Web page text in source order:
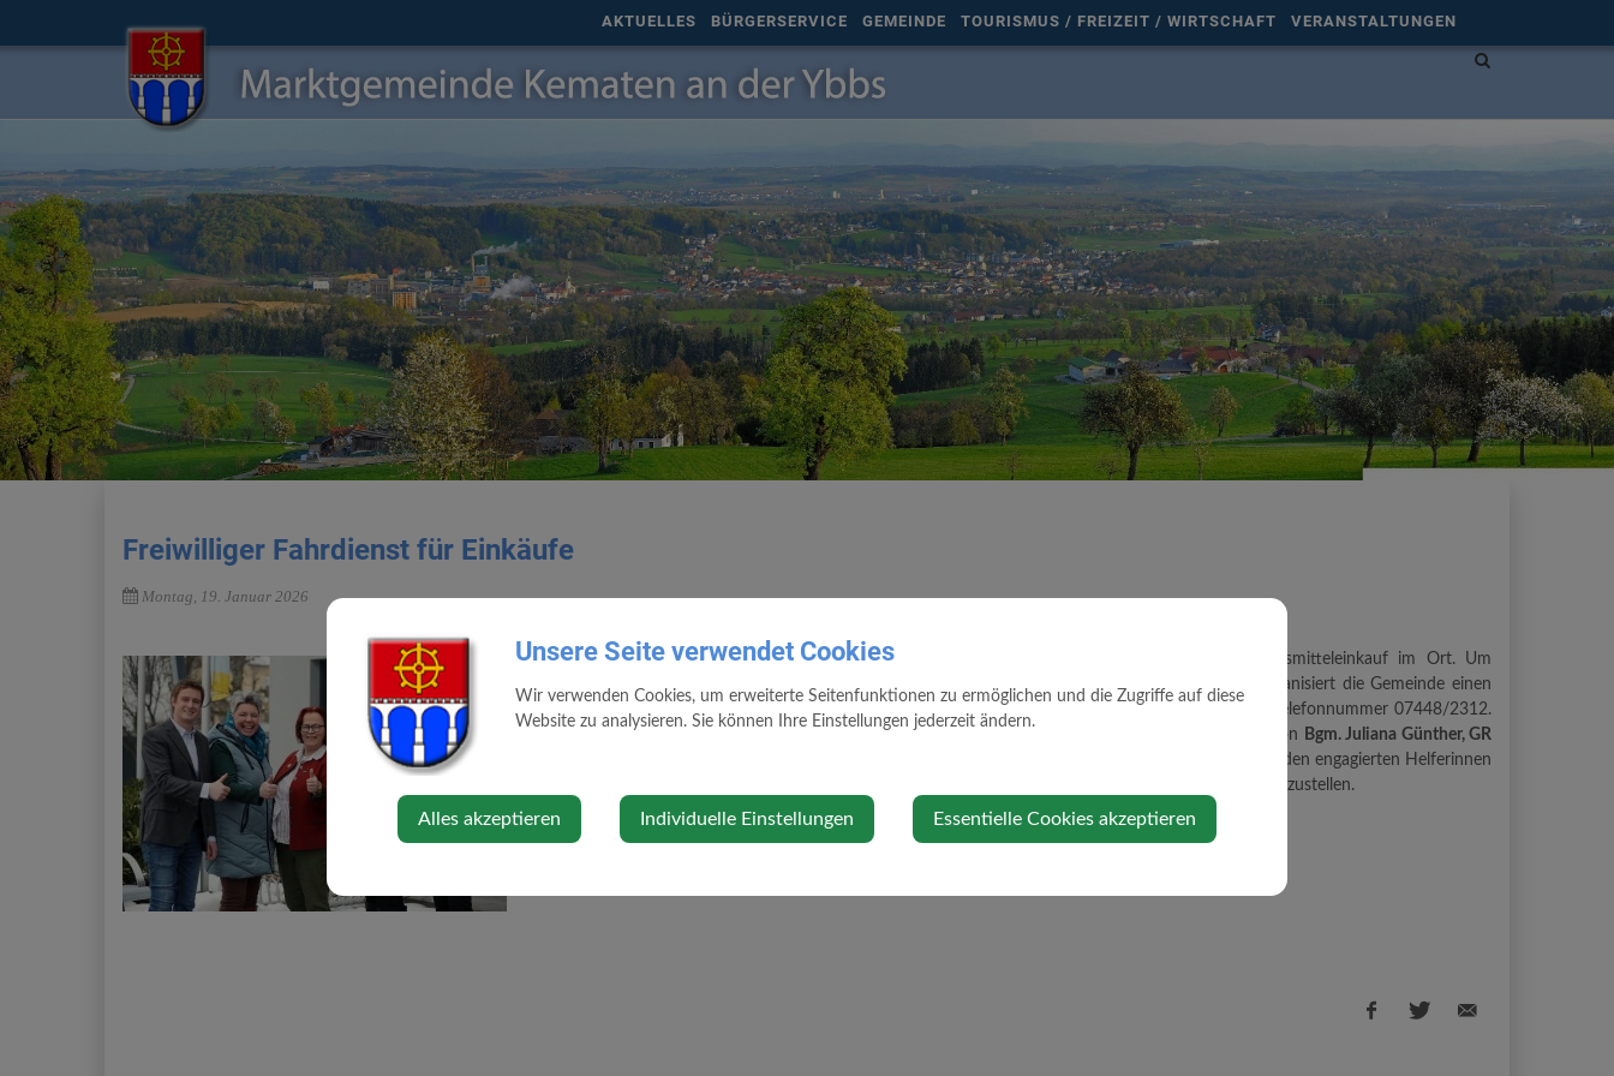
Site
AKTUELLES BÜRGERSERVICE GEMEINDE TOURISMUS / FREIZEIT / WIRTSCHAFT VERANSTALTUNGEN
Freiwilliger Fahrdienst für Einkäufe
Montag, 19. Januar 2026
Seit der Schließung des Unimarkts am 17.01.2026 besteht derzeit keine Möglichkeit zum Lebensmitteleinkauf im Ort. Um
insbesondere ältere MitbürgerInnen - die keine eigene Fahrgelegenheit haben - zu unterstützen, organisiert die Gemeinde einen
freiwilligen Fahrdienst für Einkäufe in Kematen. Die Anmeldung erfolgt über die Gemeinde unter der Telefonnummer 07448/2312.
Die Fahrten finden
montags und donnerstags ab 9 Uhr am Vormittag statt und werden ehrenamtlich von
Bgm. Juliana Günther, GR
durchgeführt. Ein herzliches Dankeschön gilt den engagierten Helferinnen
für ihren wertvollen Einsatz, der dazu beiträgt, die Versorgung der Bevölkerung auch in dieser Zeit sicherzustellen.
Unsere Seite verwendet Cookies
Wir verwenden Cookies, um erweiterte Seitenfunktionen zu ermöglichen und die Zugriffe auf diese
Website zu analysieren. Sie können Ihre Einstellungen jederzeit ändern.
Alles akzeptieren Individuelle Einstellungen Essentielle Cookies akzeptieren